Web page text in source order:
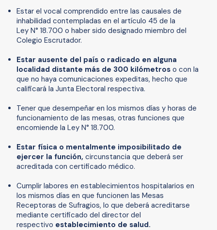
Estar el vocal comprendido entre las causales de
inhabilidad contempladas en el artículo 45 de la
Ley N° 18.700 o haber sido designado miembro del
Colegio Escrutador.
Estar ausente del país o radicado en alguna
localidad distante más de 300 kilómetros o con la
que no haya comunicaciones expeditas, hecho que
calificará la Junta Electoral respectiva.
Tener que desempeñar en los mismos días y horas de
funcionamiento de las mesas, otras funciones que
encomiende la Ley N° 18.700.
Estar física o mentalmente imposibilitado de
ejercer la función, circunstancia que deberá ser
acreditada con certificado médico.
Cumplir labores en establecimientos hospitalarios en
los mismos días en que funcionen las Mesas
Receptoras de Sufragios, lo que deberá acreditarse
mediante certificado del director del
respectivo establecimiento de salud.